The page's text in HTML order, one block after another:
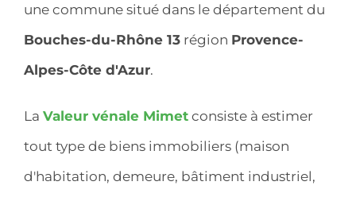
une commune situé dans le département du
Bouches-du-Rhône 13 région Provence-
Alpes-Côte d'Azur.
La Valeur vénale Mimet consiste à estimer
tout type de biens immobiliers (maison
d'habitation, demeure, bâtiment industriel,